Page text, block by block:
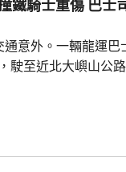
士重傷 巴士司
意外。一輛龍運巴
駛至近北大嶼山公路
北大嶼山醫院治理。